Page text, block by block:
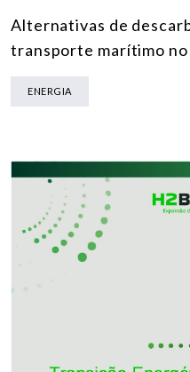
Alternativas de
transporte marítimo
ENERGIA